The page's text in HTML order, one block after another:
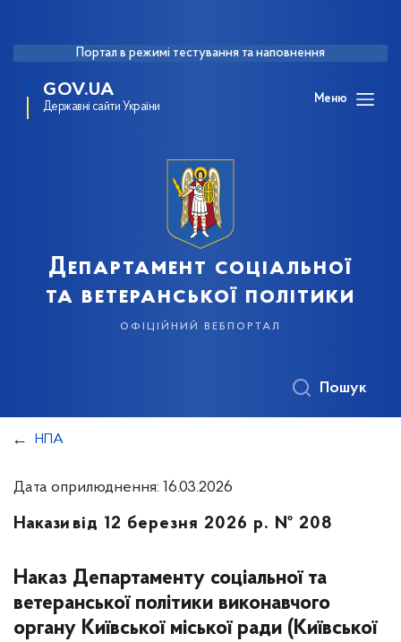
Портал в режимі тестування та наповнення
GOV.UA
Державні сайти України
Меню
Департамент соціальної
та ветеранської політики
офіційний вебпортал
Пошук
НПА
Дата оприлюднення: 16.03.2026
Накази від 12 березня 2026 р. № 208
Наказ Департаменту соціальної та
ветеранської політики виконавчого
органу Київської міської ради (Київської